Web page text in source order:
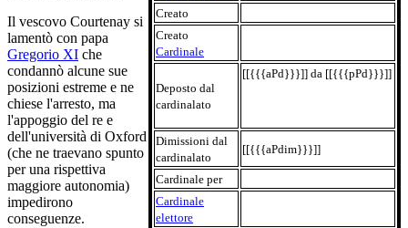
Creato
Creato
Cardinale
Deposto dal
cardinalato
[[{{{aPd}}}]] da [[{{{pPd}}}]]
Dimissioni dal
cardinalato
[[{{{aPdim}}}]]
Cardinale per
Cardinale
elettore
Il vescovo Courtenay si
lamentò con papa
Gregorio XI che
condannò alcune sue
posizioni estreme e ne
chiese l'arresto, ma
l'appoggio del re e
dell'università di Oxford
(che ne traevano spunto
per una rispettiva
maggiore autonomia)
impedirono
conseguenze.